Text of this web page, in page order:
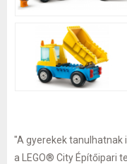
"A gyerekek
a LEGO® City Építőipari